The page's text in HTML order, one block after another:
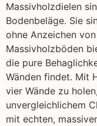
Massivholzdielen
Bodenbeläge. Sie
ohne Anzeichen
Massivholzböden
die pure
Wänden findet. Mit
vier Wände zu
unvergleichlichem
mit echten,